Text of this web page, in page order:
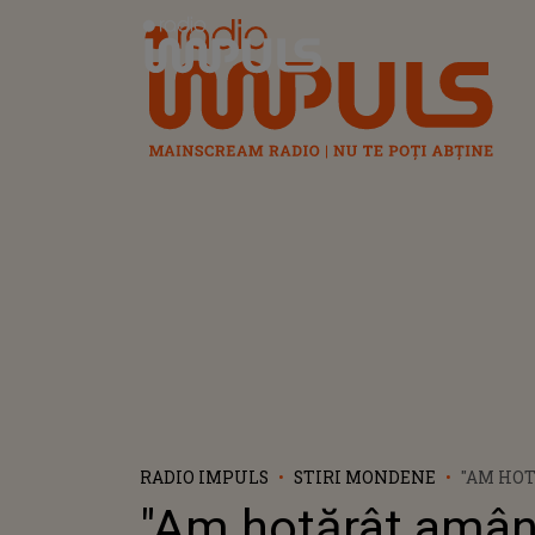
Radio Impuls
RADIO IMPULS STIRI MONDENE
"AM
TOTUL